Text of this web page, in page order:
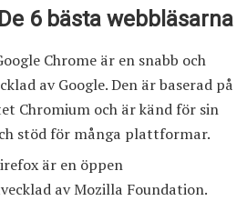
6 bästa webbläsarna
Chrome är en snabb och
av Google. Den är baserad på
Chromium och är känd för sin
stöd för många plattformar.
är en öppen
av Mozilla Foundation.